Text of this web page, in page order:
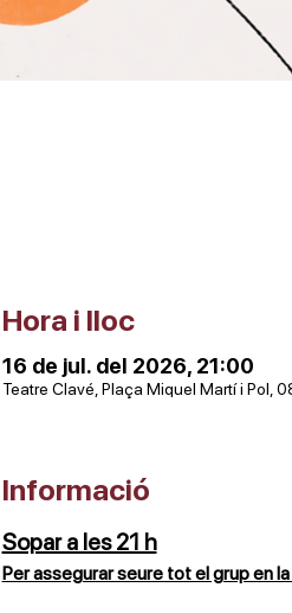
Hora i lloc
16 de jul. del 2026, 21:00
Teatre Clavé, Plaça Miquel Martí i Pol,
Informació
Sopar a les 21 h
Per assegurar seure tot el grup en